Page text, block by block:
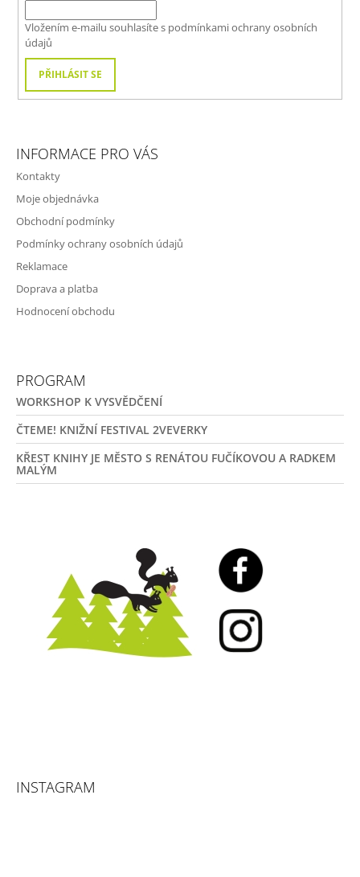
Vložením e-mailu souhlasíte s podmínkami ochrany osobních
údajů
PŘIHLÁSIT SE
INFORMACE PRO VÁS
Kontakty
Moje objednávka
Obchodní podmínky
Podmínky ochrany osobních údajů
Reklamace
Doprava a platba
Hodnocení obchodu
PROGRAM
WORKSHOP K VYSVĚDČENÍ
ČTEME! KNIŽNÍ FESTIVAL 2VEVERKY
KŘEST KNIHY JE MĚSTO S RENÁTOU FUČÍKOVOU A RADKEM
MALÝM
INSTAGRAM